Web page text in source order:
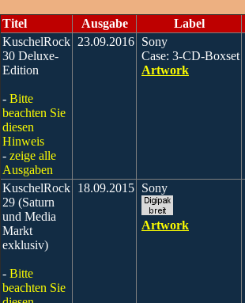
Titel Ausgabe Label
KuschelRock
30 Deluxe-
Edition
- Bitte
beachten Sie
diesen
Hinweis
- zeige alle
Ausgaben
23.09.2016 Sony
Case: 3-CD-Boxset
Artwork
KuschelRock
29 (Saturn
und Media
Markt
exklusiv)
- Bitte
beachten Sie
18.09.2015 Sony
Artwork